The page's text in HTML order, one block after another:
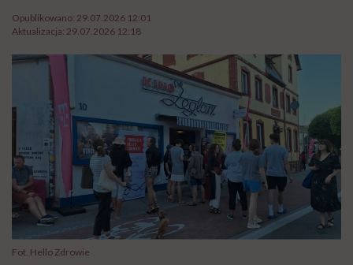
Opublikowano: 29.07.2026 12:01
Aktualizacja: 29.07.2026 12:18
Fot. Hello Zdrowie